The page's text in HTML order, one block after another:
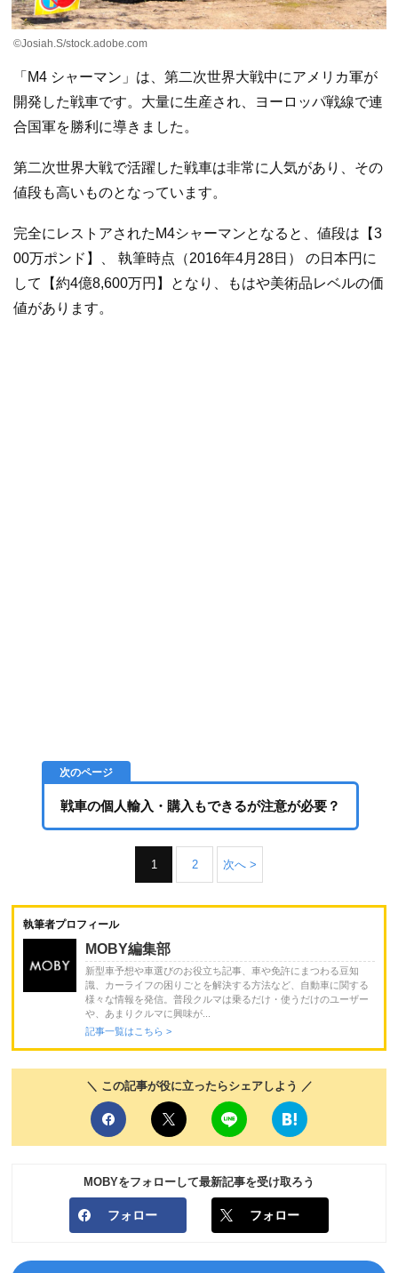
©Josiah.S/stock.adobe.com
「M4 シャーマン」は、第二次世界大戦中にアメリカ軍が
開発した戦車です。大量に生産され、ヨーロッパ戦線で連
合国軍を勝利に導きました。
第二次世界大戦で活躍した戦車は非常に人気があり、その
値段も高いものとなっています。
完全にレストアされたM4シャーマンとなると、値段は【3
00万ポンド】、 執筆時点（2016年4月28日） の日本円に
して【約4億8,600万円】となり、もはや美術品レベルの価
値があります。
戦車の個人輸入・購入もできるが注意が必要？
1 2 次へ >
執筆者プロフィール
MOBY編集部
新型車予想や車選びのお役立ち記事、車や免許にまつわる豆知
識、カーライフの困りごとを解決する方法など、自動車に関する
様々な情報を発信。普段クルマは乗るだけ・使うだけのユーザー
や、あまりクルマに興味が...
記事一覧はこちら >
＼ この記事が役に立ったらシェアしよう ／
MOBYをフォローして最新記事を受け取ろう
フォロー フォロー